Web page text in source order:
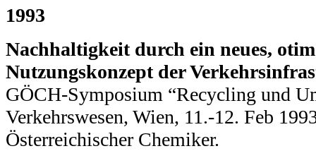
1993
Nachhaltigkeit durch ein neues,
Nutzungskonzept der
GÖCH-Symposium “Recycling und
Verkehrswesen, Wien, 11.-12. Feb
Österreichischer Chemiker.